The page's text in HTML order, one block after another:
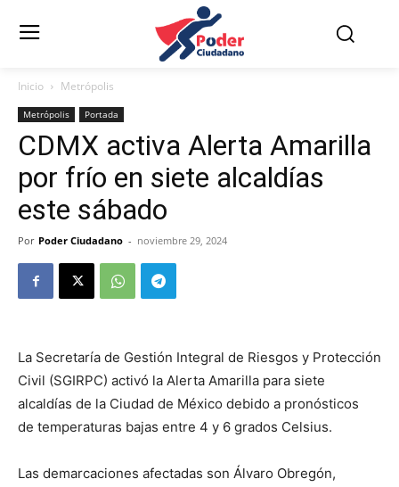
Inicio Metrópolis
Metrópolis Portada
CDMX activa Alerta Amarilla
por frío en siete alcaldías
este sábado
Por Poder Ciudadano - noviembre 29, 2024
La Secretaría de Gestión Integral de Riesgos y Protección
Civil (SGIRPC) activó la Alerta Amarilla para siete
alcaldías de la Ciudad de México debido a pronósticos
de temperaturas bajas entre 4 y 6 grados Celsius.
Las demarcaciones afectadas son Álvaro Obregón,